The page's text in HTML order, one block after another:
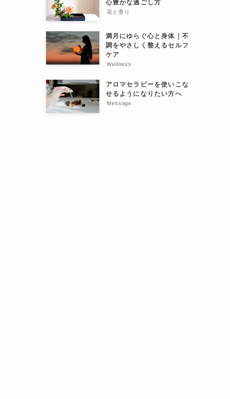
心豊かな過ごし方
花と香り
満月にゆらぐ心と身体｜不
調をやさしく整えるセルフ
ケア
Wellness
アロマセラピーを使いこな
せるようになりたい方へ
Message